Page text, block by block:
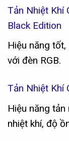
Tản Nhiệt Khí
Black Edition
Hiệu năng
với đèn RGB.
Tản Nhiệt Khí
Hiệu năng
nhiệt khí, độ